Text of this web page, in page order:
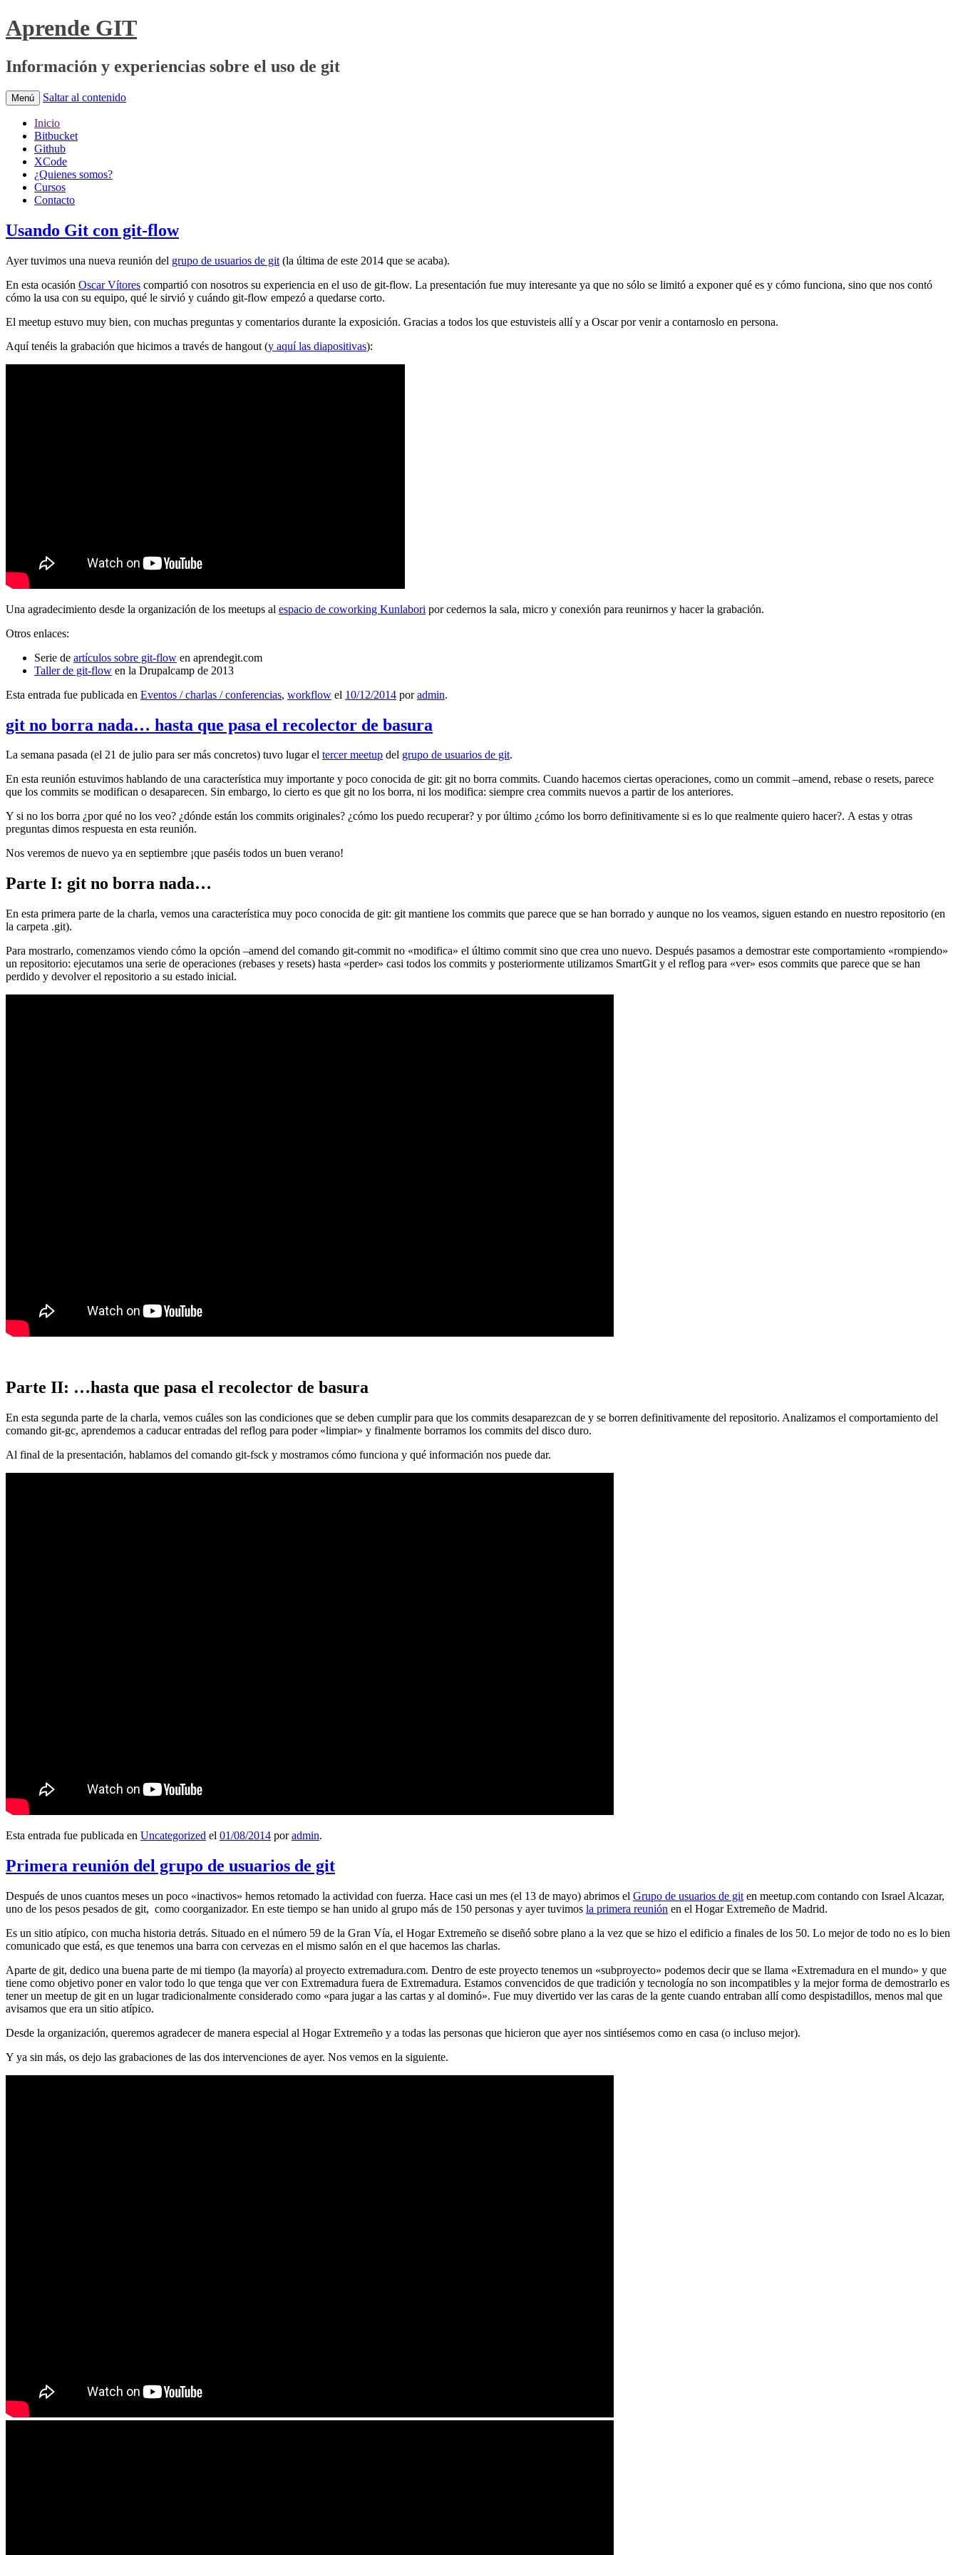
Aprende GIT
Información y experiencias sobre el uso de git
Menú Saltar al contenido
Inicio
Bitbucket
Github
XCode
¿Quienes somos?
Cursos
Contacto
Usando Git con git-flow
Ayer tuvimos una nueva reunión del grupo de usuarios de git (la última de este 2014 que se acaba).
En esta ocasión Oscar Vítores compartió con nosotros su experiencia en el uso de git-flow. La presentación fue muy interesante ya que no sólo se limitó a exponer qué es y cómo funciona, sino que nos contó
cómo la usa con su equipo, qué le sirvió y cuándo git-flow empezó a quedarse corto.
El meetup estuvo muy bien, con muchas preguntas y comentarios durante la exposición. Gracias a todos los que estuvisteis allí y a Oscar por venir a contarnoslo en persona.
Aquí tenéis la grabación que hicimos a través de hangout (y aquí las diapositivas):
Una agradecimiento desde la organización de los meetups al espacio de coworking Kunlabori por cedernos la sala, micro y conexión para reunirnos y hacer la grabación.
Otros enlaces:
Serie de artículos sobre git-flow en aprendegit.com
Taller de git-flow en la Drupalcamp de 2013
Esta entrada fue publicada en Eventos / charlas / conferencias, workflow el 10/12/2014 poradmin.
git no borra nada… hasta que pasa el recolector de basura
La semana pasada (el 21 de julio para ser más concretos) tuvo lugar el tercer meetup del grupo de usuarios de git.
En esta reunión estuvimos hablando de una característica muy importante y poco conocida de git: git no borra commits. Cuando hacemos ciertas operaciones, como un commit –amend, rebase o resets, parece
que los commits se modifican o desaparecen. Sin embargo, lo cierto es que git no los borra, ni los modifica: siempre crea commits nuevos a partir de los anteriores.
Y si no los borra ¿por qué no los veo? ¿dónde están los commits originales? ¿cómo los puedo recuperar? y por último ¿cómo los borro definitivamente si es lo que realmente quiero hacer?. A estas y otras
preguntas dimos respuesta en esta reunión.
Nos veremos de nuevo ya en septiembre ¡que paséis todos un buen verano!
Parte I: git no borra nada…
En esta primera parte de la charla, vemos una característica muy poco conocida de git: git mantiene los commits que parece que se han borrado y aunque no los veamos, siguen estando en nuestro repositorio (en
la carpeta .git).
Para mostrarlo, comenzamos viendo cómo la opción –amend del comando git-commit no «modifica» el último commit sino que crea uno nuevo. Después pasamos a demostrar este comportamiento «rompiendo»
un repositorio: ejecutamos una serie de operaciones (rebases y resets) hasta «perder» casi todos los commits y posteriormente utilizamos SmartGit y el reflog para «ver» esos commits que parece que se han
perdido y devolver el repositorio a su estado inicial.
Parte II: …hasta que pasa el recolector de basura
En esta segunda parte de la charla, vemos cuáles son las condiciones que se deben cumplir para que los commits desaparezcan de y se borren definitivamente del repositorio. Analizamos el comportamiento del
comando git-gc, aprendemos a caducar entradas del reflog para poder «limpiar» y finalmente borramos los commits del disco duro.
Al final de la presentación, hablamos del comando git-fsck y mostramos cómo funciona y qué información nos puede dar.
Esta entrada fue publicada en Uncategorized el 01/08/2014 poradmin.
Primera reunión del grupo de usuarios de git
Después de unos cuantos meses un poco «inactivos» hemos retomado la actividad con fuerza. Hace casi un mes (el 13 de mayo) abrimos el Grupo de usuarios de git en meetup.com contando con Israel Alcazar,
uno de los pesos pesados de git, como coorganizador. En este tiempo se han unido al grupo más de 150 personas y ayer tuvimos la primera reunión en el Hogar Extremeño de Madrid.
Es un sitio atípico, con mucha historia detrás. Situado en el número 59 de la Gran Vía, el Hogar Extremeño se diseñó sobre plano a la vez que se hizo el edificio a finales de los 50. Lo mejor de todo no es lo bien
comunicado que está, es que tenemos una barra con cervezas en el mismo salón en el que hacemos las charlas.
Aparte de git, dedico una buena parte de mi tiempo (la mayoría) al proyecto extremadura.com. Dentro de este proyecto tenemos un «subproyecto» podemos decir que se llama «Extremadura en el mundo» y que
tiene como objetivo poner en valor todo lo que tenga que ver con Extremadura fuera de Extremadura. Estamos convencidos de que tradición y tecnología no son incompatibles y la mejor forma de demostrarlo es
tener un meetup de git en un lugar tradicionalmente considerado como «para jugar a las cartas y al dominó». Fue muy divertido ver las caras de la gente cuando entraban allí como despistadillos, menos mal que
avisamos que era un sitio atípico.
Desde la organización, queremos agradecer de manera especial al Hogar Extremeño y a todas las personas que hicieron que ayer nos sintiésemos como en casa (o incluso mejor).
Y ya sin más, os dejo las grabaciones de las dos intervenciones de ayer. Nos vemos en la siguiente.